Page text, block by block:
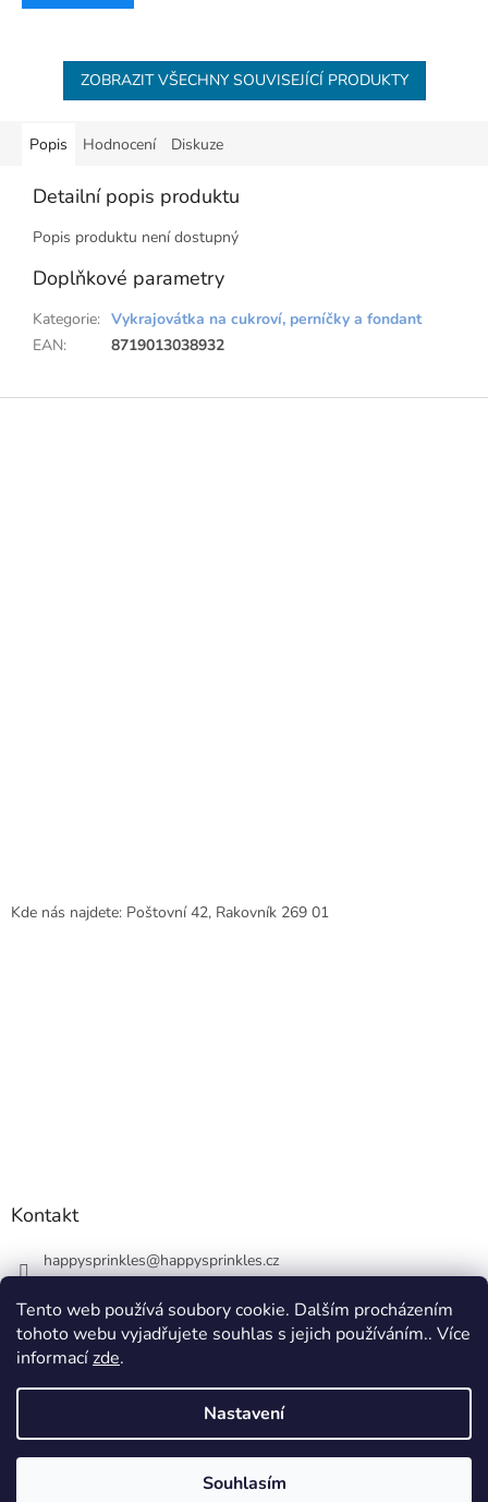
Tento web používá soubory cookie. Dalším procházením
tohoto webu vyjadřujete souhlas s jejich používáním.. Více
informacízde.
Nastavení
Souhlasím
ZOBRAZIT VŠECHNY SOUVISEJÍCÍ PRODUKTY
Popis Hodnocení Diskuze
Detailní popis produktu
Popis produktu není dostupný
Doplňkové parametry
Kategorie: Vykrajovátka na cukroví, perníčky a fondant
EAN: 8719013038932
Z
Kde nás najdete: Poštovní 42, Rakovník 269 01
Kontakt
happysprinkles@happysprinkles.cz
Vytvořil Shoptet
happysprinkles.cz 🧁. Všechna práva vyhrazena.